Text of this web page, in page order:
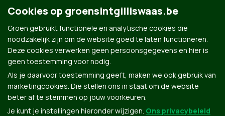
Groen.be
Contact Privacybeleid
Cookies op groensintgilliswaas.be
Groen gebruikt functionele en analytische cookies die
noodzakelijk zijn om de website goed te laten functioneren.
Deze cookies verwerken geen persoonsgegevens en hier is
geen toestemming voor nodig.
Als je daarvoor toestemming geeft, maken we ook gebruik van
marketingcookies. Die stellen ons in staat om de website
beter af te stemmen op jouw voorkeuren.
Je kunt je instellingen hieronder wijzigen. Ons privacybeleid